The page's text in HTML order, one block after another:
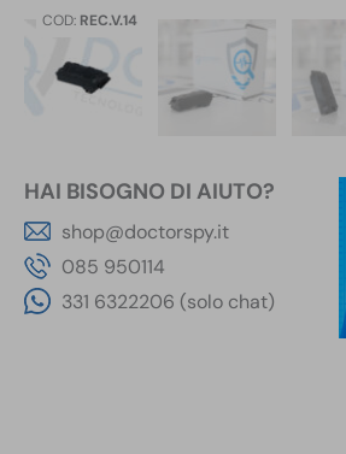
COD: REC.V.14
HAI BISOGNO DI AIUTO?
shop@doctorspy.it
085 950114
331 6322206 (solo chat)